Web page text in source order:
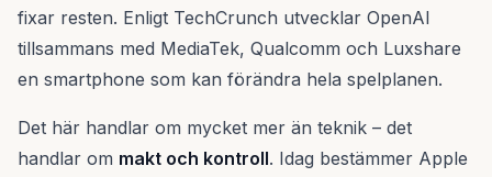
fixar resten. Enligt TechCrunch utvecklar OpenAI
tillsammans med MediaTek, Qualcomm och Luxshare
en smartphone som kan förändra hela spelplanen.
Det här handlar om mycket mer än teknik – det
handlar om makt och kontroll. Idag bestämmer Apple